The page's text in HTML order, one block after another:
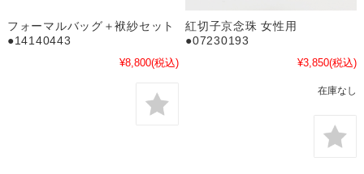
フォーマルバッグ＋袱紗セット
●14140443
¥8,800(税込)
紅切子京念珠 女性用
●07230193
¥3,850(税込)
在庫なし